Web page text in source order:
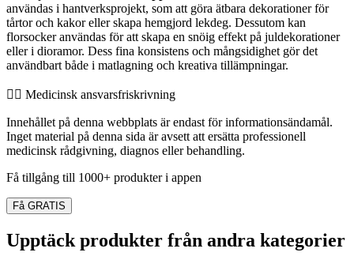
användas i hantverksprojekt, som att göra ätbara dekorationer för
tårtor och kakor eller skapa hemgjord lekdeg. Dessutom kan
florsocker användas för att skapa en snöig effekt på juldekorationer
eller i dioramor. Dess fina konsistens och mångsidighet gör det
användbart både i matlagning och kreativa tillämpningar.
👨‍⚕️️ Medicinsk ansvarsfriskrivning
Innehållet på denna webbplats är endast för informationsändamål.
Inget material på denna sida är avsett att ersätta professionell
medicinsk rådgivning, diagnos eller behandling.
Få tillgång till 1000+ produkter i appen
Få GRATIS
Upptäck produkter från andra kategorier